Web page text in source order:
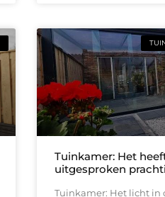
Tuinkamer: Het
uitgesproken
Tuinkamer: Het licht in